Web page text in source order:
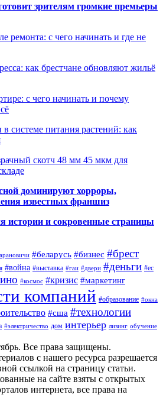
зрителям громкие премьеры
ремонта: с чего начинать и где не
как брестчане обновляют жильё
с чего начинать и почему
системе питания растений: как
скотч 48 мм 45 мкм для
доминируют хорроры,
известных франшиз
истории и сокровенные страницы
#беларусь #бизнес #брест
#война #выставка #гаи #двери #деньги #ес
#космос #кризис #маркетинг
компаний #образование #окна
#сша #технологии
#электричество дом интерьер лизинг обучение
Все права защищены.
с нашего ресурса разрешается
ссылкой на страницу статьи.
на сайте взяты с открытых
интернета, все права на